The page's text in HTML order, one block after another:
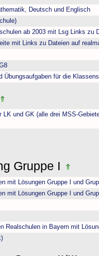
Deutsch und Englisch
ab 2003 mit Lsg Links zu
mit Links zu Dateien auf
Übungsaufgaben für die
LK und GK (alle drei MSS-
Gruppe I
mit Lösungen Gruppe I und
mit Lösungen Gruppe I und
Realschulen in Bayern mit